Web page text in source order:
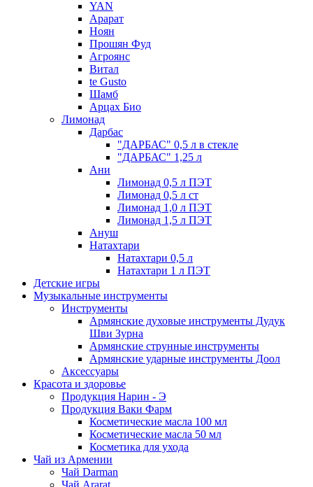
YAN
Арарат
Ноян
Прошян Фуд
Агроянс
Витал
te Gusto
Шамб
Арцах Био
Лимонад
Дарбас
"ДАРБАС" 0,5 л в стекле
"ДАРБАС" 1,25 л
Ани
Лимонад 0,5 л ПЭТ
Лимонад 0,5 л ст
Лимонад 1,0 л ПЭТ
Лимонад 1,5 л ПЭТ
Ануш
Натахтари
Натахтари 0,5 л
Натахтари 1 л ПЭТ
Детские игры
Музыкальные инструменты
Инструменты
Армянские духовые инструменты Дудук
Шви Зурна
Армянские струнные инструменты
Армянские ударные инструменты Доол
Аксессуары
Красота и здоровье
Продукция Нарин - Э
Продукция Ваки Фарм
Косметические масла 100 мл
Косметические масла 50 мл
Косметика для ухода
Чай из Армении
Чай Darman
Чай Ararat